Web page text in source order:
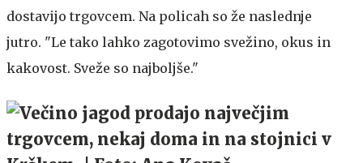
dostavijo trgovcem. Na policah so že naslednje
jutro. "Le tako lahko zagotovimo svežino, okus in
kakovost. Sveže so najboljše."